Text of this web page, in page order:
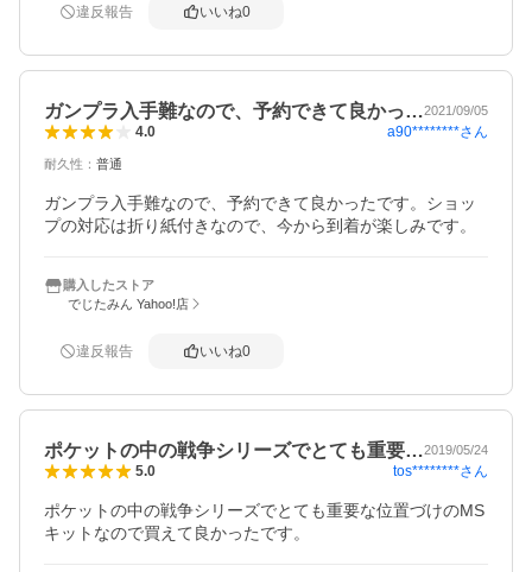
違反報告 いいね0
ガンプラ入手難なので、予約できて良かっ…2021/09/05
4.0 a90********さん
耐久性 ： 普通
ガンプラ入手難なので、予約できて良かったです。ショッ
プの対応は折り紙付きなので、今から到着が楽しみです。
購入したストア
でじたみん Yahoo!店
違反報告 いいね0
ポケットの中の戦争シリーズでとても重要…2019/05/24
5.0 tos********さん
ポケットの中の戦争シリーズでとても重要な位置づけのMS
キットなので買えて良かったです。